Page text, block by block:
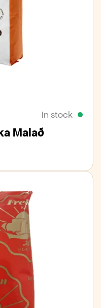
In stock
Malað